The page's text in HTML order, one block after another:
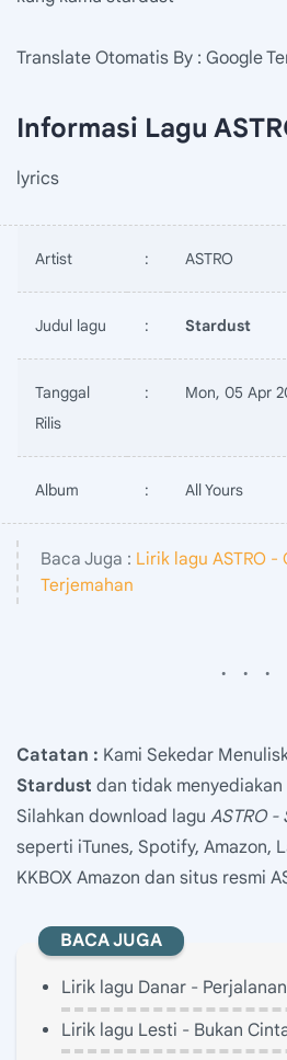
Translate Otomatis By : Google
Informasi Lagu
lyrics
Artist : ASTRO
Judul lagu : Stardust
Tanggal
Rilis
: Mon, 05 Apr
Album : All Yours
Baca Juga : Lirik lagu ASTRO -
Terjemahan
Catatan : Kami Sekedar
Stardust dan tidak
Silahkan download lagu ASTRO
seperti iTunes, Spotify, Amazon,
KKBOX Amazon dan situs resmi
BACA JUGA
Lirik lagu Danar - Perjalanan
Lirik lagu Lesti - Bukan